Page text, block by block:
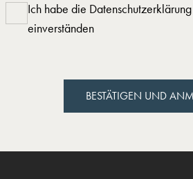
Ich habe die
einverständen
BESTÄTIGEN UND
BESTÄTIGEN UND